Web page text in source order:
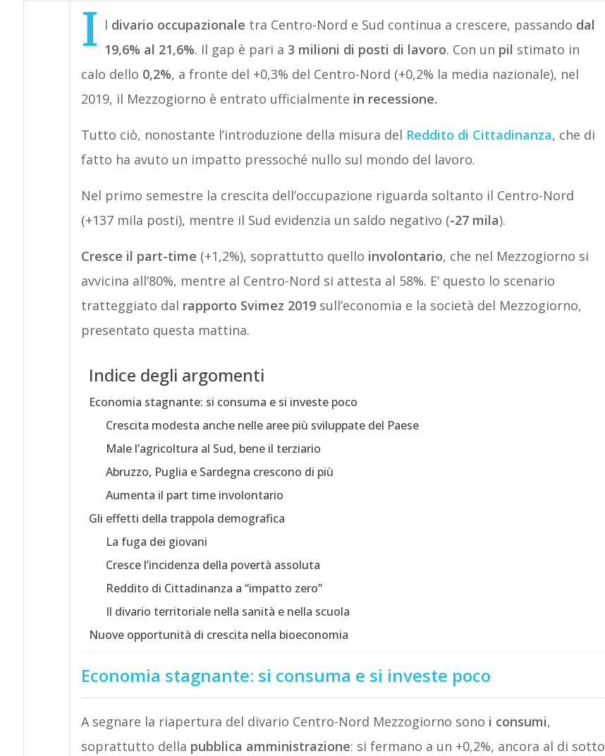
I l divario occupazionale tra Centro-Nord e Sud continua a crescere, passando dal
19,6% al 21,6%. Il gap è pari a 3 milioni di posti di lavoro. Con un pil stimato in
calo dello 0,2%, a fronte del +0,3% del Centro-Nord (+0,2% la media nazionale), nel
2019, il Mezzogiorno è entrato ufficialmente in recessione.
Tutto ciò, nonostante l’introduzione della misura del Reddito di Cittadinanza, che di
fatto ha avuto un impatto pressoché nullo sul mondo del lavoro.
Nel primo semestre la crescita dell’occupazione riguarda soltanto il Centro-Nord
(+137 mila posti), mentre il Sud evidenzia un saldo negativo (-27 mila).
Cresce il part-time (+1,2%), soprattutto quello involontario, che nel Mezzogiorno si
avvicina all’80%, mentre al Centro-Nord si attesta al 58%. E’ questo lo scenario
tratteggiato dal rapporto Svimez 2019sull’economia e la società del Mezzogiorno,
presentato questa mattina.
Indice degli argomenti
Economia stagnante: si consuma e si investe poco
Crescita modesta anche nelle aree più sviluppate del Paese
Male l’agricoltura al Sud, bene il terziario
Abruzzo, Puglia e Sardegna crescono di più
Aumenta il part time involontario
Gli effetti della trappola demografica
La fuga dei giovani
Cresce l’incidenza della povertà assoluta
Reddito di Cittadinanza a “impatto zero”
Il divario territoriale nella sanità e nella scuola
Nuove opportunità di crescita nella bioeconomia
Economia stagnante: si consuma e si investe poco
A segnare la riapertura del divario Centro-Nord Mezzogiorno sono i consumi,
soprattutto della pubblica amministrazione: si fermano a un +0,2%, ancora al di sotto